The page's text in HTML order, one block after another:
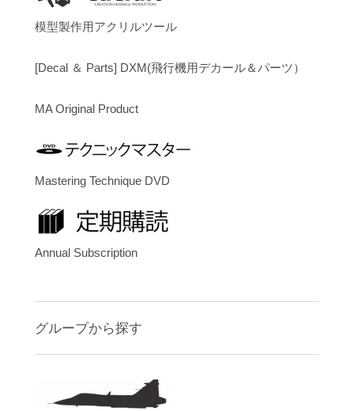
模型製作用アクリルツール
[Decal ＆ Parts] DXM(飛行機用デカール＆パーツ）
MA Original Product
Mastering Technique DVD
Annual Subscription
グループから探す